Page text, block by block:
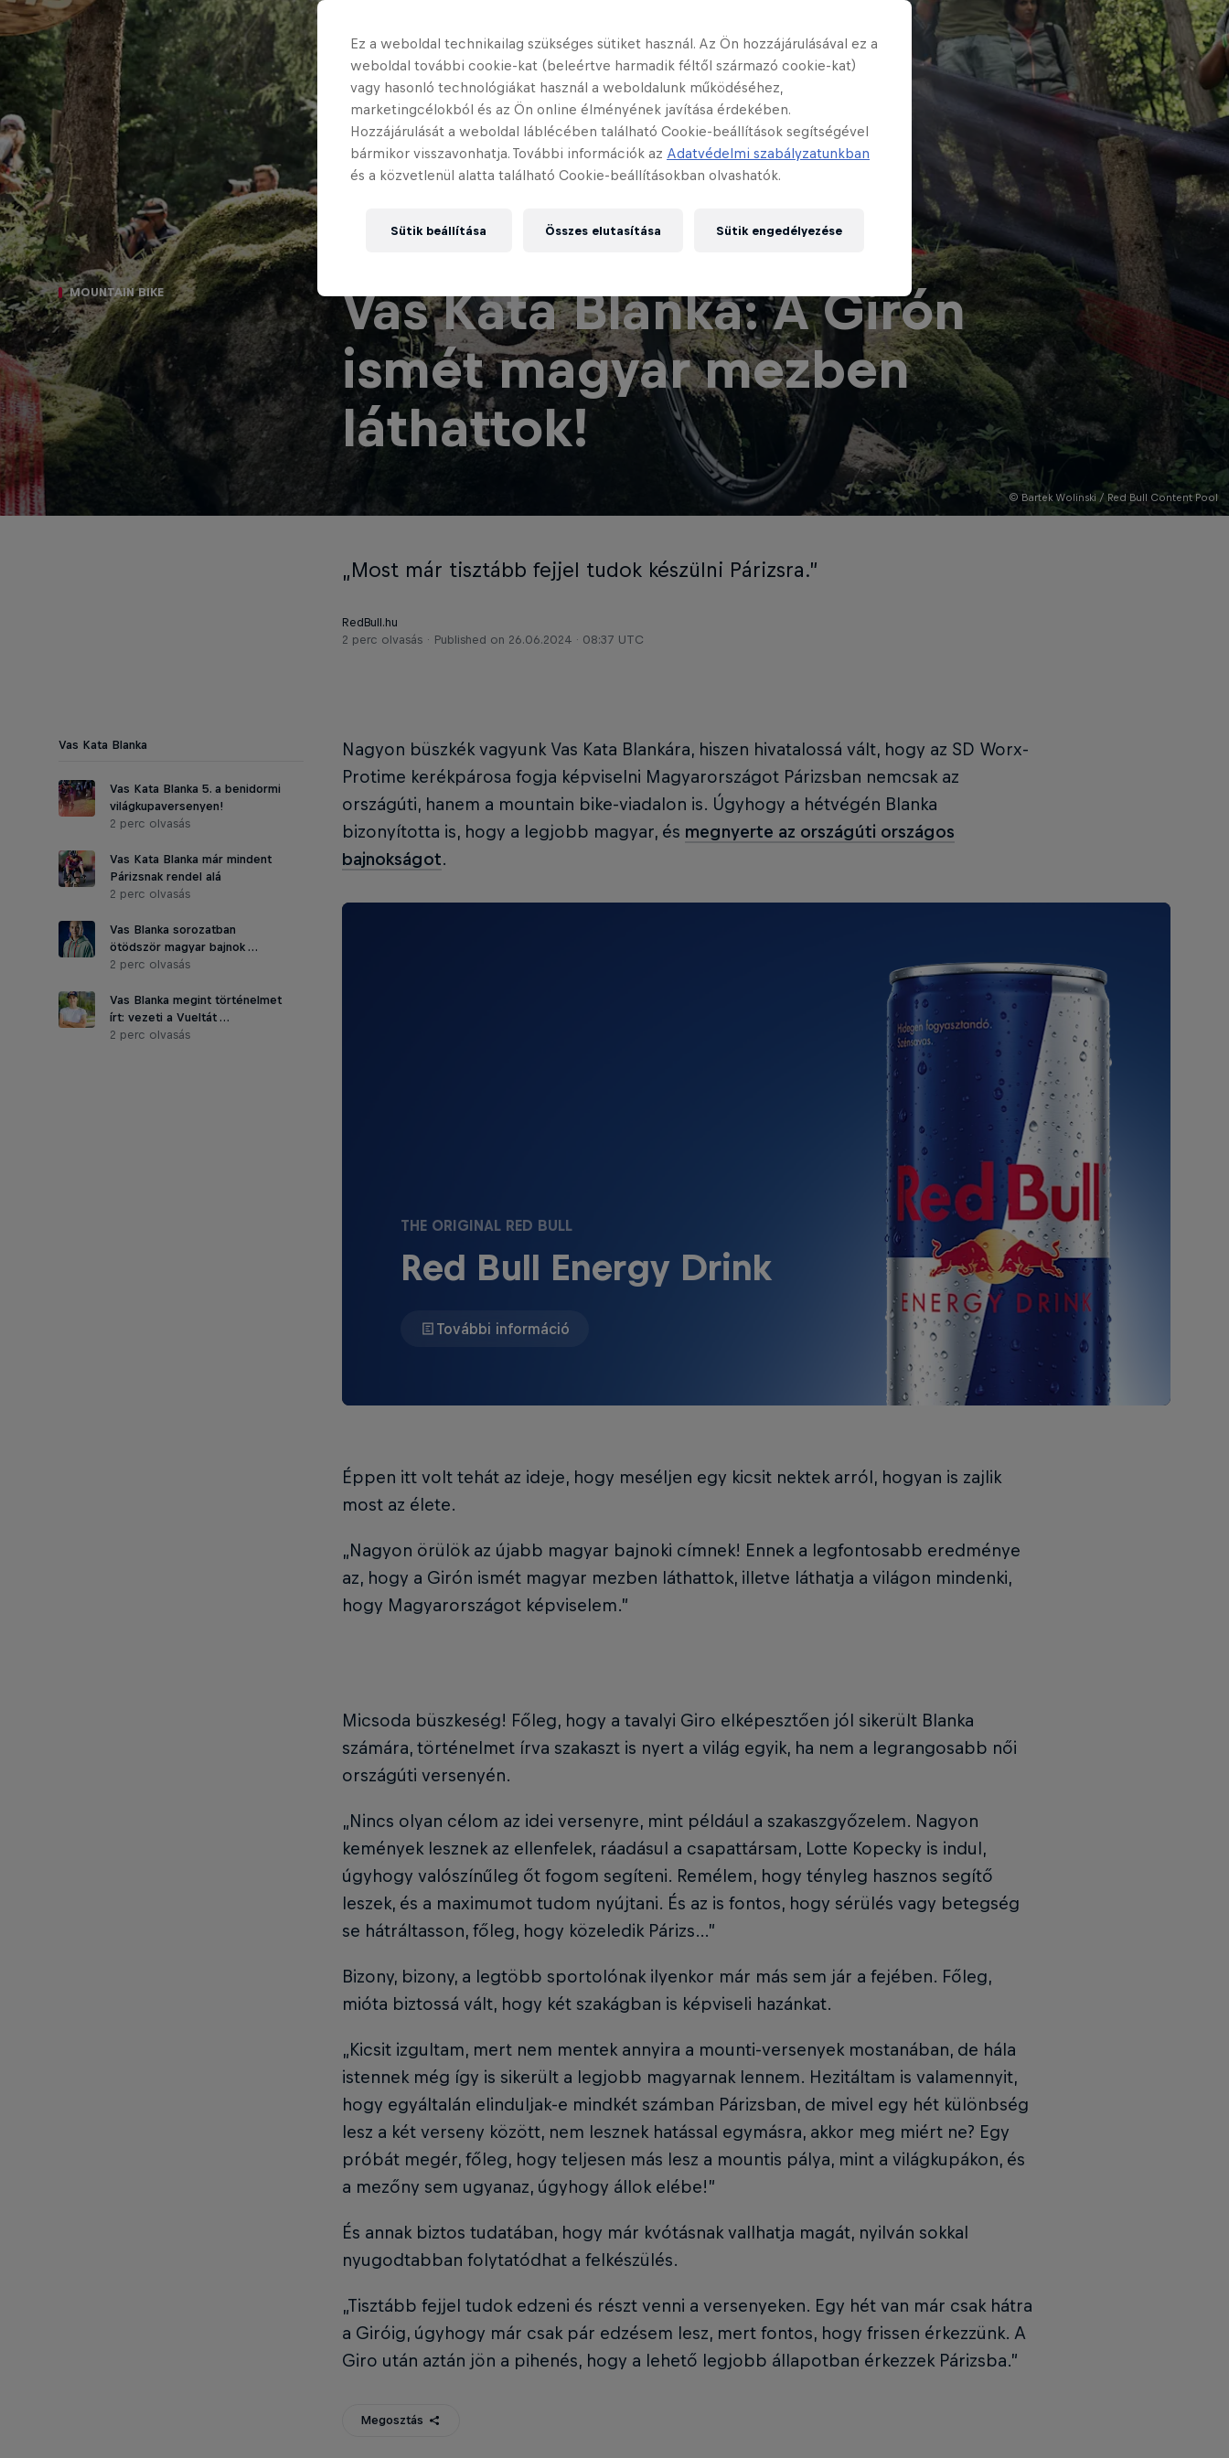
© Bartek Wolinski / Red Bull Content Pool
MOUNTAIN BIKE
Vas Kata Blanka: A Girón
ismét magyar mezben
láthattok!
„Most már tisztább fejjel tudok készülni Párizsra.”
RedBull.hu
2 perc olvasás
Published on 26.06.2024 · 08:37 UTC
Vas Kata Blanka
Vas Kata Blanka 5. a benidormi
világkupaversenyen!
2 perc olvasás
Vas Kata Blanka már mindent
Párizsnak rendel alá
2 perc olvasás
Vas Blanka sorozatban
ötödször magyar bajnok …
2 perc olvasás
Vas Blanka megint történelmet
írt: vezeti a Vueltát …
2 perc olvasás
Nagyon büszkék vagyunk Vas Kata Blankára, hiszen hivatalossá vált, hogy az SD Worx-
Protime kerékpárosa fogja képviselni Magyarországot Párizsban nemcsak az
országúti, hanem a mountain bike-viadalon is. Úgyhogy a hétvégén Blanka
bizonyította is, hogy a legjobb magyar, és megnyerte az országúti országos
bajnokságot.
THE ORIGINAL RED BULL
Red Bull Energy Drink
További információ
Éppen itt volt tehát az ideje, hogy meséljen egy kicsit nektek arról, hogyan is zajlik
most az élete.
„Nagyon örülök az újabb magyar bajnoki címnek! Ennek a legfontosabb eredménye
az, hogy a Girón ismét magyar mezben láthattok, illetve láthatja a világon mindenki,
hogy Magyarországot képviselem.”
Micsoda büszkeség! Főleg, hogy a tavalyi Giro elképesztően jól sikerült Blanka
számára, történelmet írva szakaszt is nyert a világ egyik, ha nem a legrangosabb női
országúti versenyén.
„Nincs olyan célom az idei versenyre, mint például a szakaszgyőzelem. Nagyon
kemények lesznek az ellenfelek, ráadásul a csapattársam, Lotte Kopecky is indul,
úgyhogy valószínűleg őt fogom segíteni. Remélem, hogy tényleg hasznos segítő
leszek, és a maximumot tudom nyújtani. És az is fontos, hogy sérülés vagy betegség
se hátráltasson, főleg, hogy közeledik Párizs…”
Bizony, bizony, a legtöbb sportolónak ilyenkor már más sem jár a fejében. Főleg,
mióta biztossá vált, hogy két szakágban is képviseli hazánkat.
„Kicsit izgultam, mert nem mentek annyira a mounti-versenyek mostanában, de hála
istennek még így is sikerült a legjobb magyarnak lennem. Hezitáltam is valamennyit,
hogy egyáltalán elinduljak-e mindkét számban Párizsban, de mivel egy hét különbség
lesz a két verseny között, nem lesznek hatással egymásra, akkor meg miért ne? Egy
próbát megér, főleg, hogy teljesen más lesz a mountis pálya, mint a világkupákon, és
a mezőny sem ugyanaz, úgyhogy állok elébe!”
És annak biztos tudatában, hogy már kvótásnak vallhatja magát, nyilván sokkal
nyugodtabban folytatódhat a felkészülés.
„Tisztább fejjel tudok edzeni és részt venni a versenyeken. Egy hét van már csak hátra
a Giróig, úgyhogy már csak pár edzésem lesz, mert fontos, hogy frissen érkezzünk. A
Giro után aztán jön a pihenés, hogy a lehető legjobb állapotban érkezzek Párizsba.”
Megosztás
Ez a weboldal technikailag szükséges sütiket használ. Az Ön hozzájárulásával ez a
weboldal további cookie-kat (beleértve harmadik féltől származó cookie-kat)
vagy hasonló technológiákat használ a weboldalunk működéséhez,
marketingcélokból és az Ön online élményének javítása érdekében.
Hozzájárulását a weboldal láblécében található Cookie-beállítások segítségével
bármikor visszavonhatja. További információk az Adatvédelmi szabályzatunkban
és a közvetlenül alatta található Cookie-beállításokban olvashatók.
Sütik beállítása Összes elutasítása Sütik engedélyezése